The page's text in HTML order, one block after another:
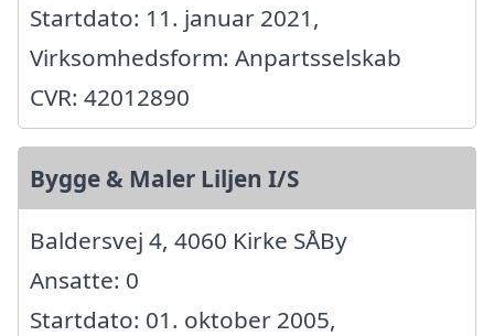
Startdato: 11. januar 2021,
Virksomhedsform: Anpartsselskab
CVR: 42012890
Bygge & Maler Liljen I/S
Baldersvej 4, 4060 Kirke SÅBy
Ansatte: 0
Startdato: 01. oktober 2005,